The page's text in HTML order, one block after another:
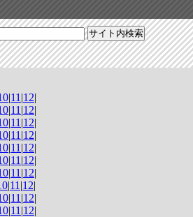
|11 |12|
|11 |12|
|11 |12|
|11 |12|
|11 |12|
|11 |12|
|11 |12|
|11 |12|
|11 |12|
|11 |12|